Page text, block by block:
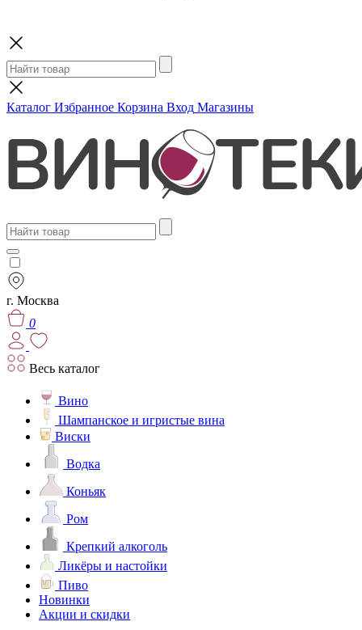
Каталог Избранное Корзина Вход Магазины
г. Москва
0
Весь каталог
Вино
Шампанское и игристые вина
Виски
Водка
Коньяк
Ром
Крепкий алкоголь
Ликёры и настойки
Пиво
Новинки
Акции и скидки